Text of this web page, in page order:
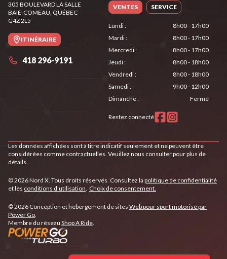
305 BOULEVARD LA SALLE
BAIE-COMEAU, QUÉBEC
G4Z 2L5
ITINÉRAIRE
418 296-9191
VENTES SERVICE
Lundi:
8h00 - 17h00
Mardi:
8h00 - 17h00
Mercredi:
8h00 - 17h00
Jeudi:
8h00 - 18h00
Vendredi:
8h00 - 18h00
Samedi:
9h00 - 12h00
Dimanche: Fermé
Restez connecté
Les données affichées sont à titre indicatif seulement et ne peuvent être
considérées comme contractuelles. Veuillez nous consulter pour plus de
détails.
© 2026 Nord X. Tous droits réservés. Consultez la politique de confidentialité
et les conditions d'utilisation. Choix de consentement.
© 2026 Conception et hébergement de sites Web pour sport motorisé par
Power Go.
Membre du réseau Shop A Ride.